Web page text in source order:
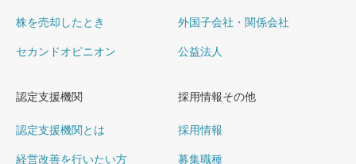
株を売却したとき
セカンドオピニオン
外国子会社・関係会社
公益法人
認定支援機関
認定支援機関とは
経営改善を行いたい方
採用情報その他
採用情報
募集職種